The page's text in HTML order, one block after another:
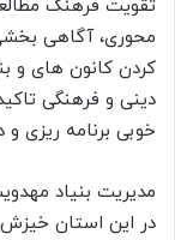
تقویت فرهنگ
محوری، آگاهی
کردن کانون های و
دینی و فرهنگی
خوبی برنامه ریزی و
مدیریت بنیاد
در این استان